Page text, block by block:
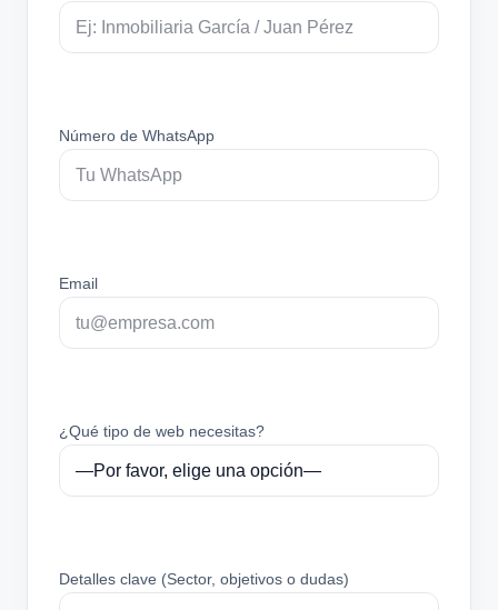
Número de WhatsApp
Email
¿Qué tipo de web necesitas?
Detalles clave (Sector, objetivos o dudas)